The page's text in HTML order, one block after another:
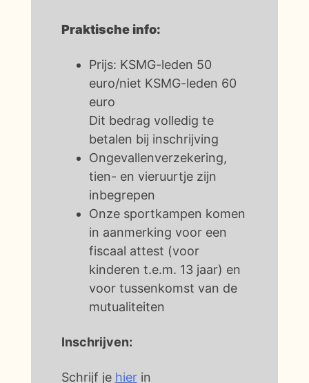
Praktische info:
Prijs: KSMG-leden 50
euro/niet KSMG-leden 60
euro
Dit bedrag volledig te
betalen bij inschrijving
Ongevallenverzekering,
tien- en vieruurtje zijn
inbegrepen
Onze sportkampen komen
in aanmerking voor een
fiscaal attest (voor
kinderen t.e.m. 13 jaar) en
voor tussenkomst van de
mutualiteiten
Inschrijven:
Schrijf je hierin